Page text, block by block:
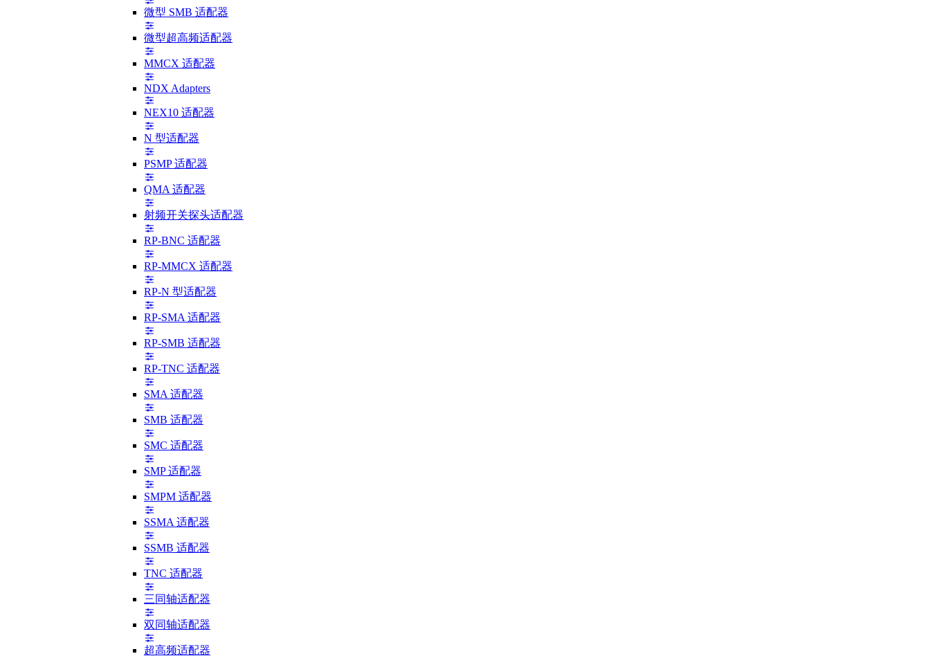
微型 SMB 适配器
微型超高频适配器
MMCX 适配器
NDX Adapters
NEX10 适配器
N 型适配器
PSMP 适配器
QMA 适配器
射频开关探头适配器
RP-BNC 适配器
RP-MMCX 适配器
RP-N 型适配器
RP-SMA 适配器
RP-SMB 适配器
RP-TNC 适配器
SMA 适配器
SMB 适配器
SMC 适配器
SMP 适配器
SMPM 适配器
SSMA 适配器
SSMB 适配器
TNC 适配器
三同轴适配器
双同轴适配器
超高频适配器